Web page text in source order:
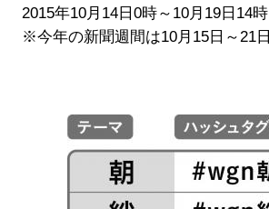
2015年10月14日0時～10月19日14時
※今年の新聞週間は10月15日～21日